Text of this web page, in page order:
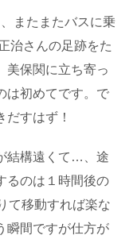
またまたバスに乗
治さんの足跡をた
美保関に立ち寄っ
は初めてです。で
すはず！
結構遠くて…、途
るのは１時間後の
て移動すれば楽な
瞬間ですが仕方が